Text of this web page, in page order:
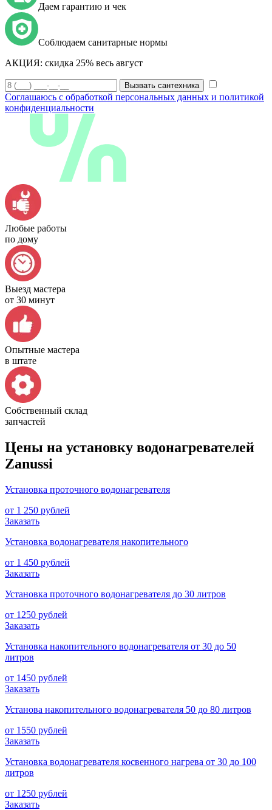
Даем гарантию и чек
Соблюдаем санитарные нормы
АКЦИЯ: скидка 25% весь август
Вызвать сантехника
Соглашаюсь с обработкой персональных данных и политикой
конфиденциальности
Любые работы
по дому
Выезд мастера
от 30 минут
Опытные мастера
в штате
Собственный склад
запчастей
Цены на установку водонагревателей
Zanussi
Установка проточного водонагревателя
от 1 250 рублей
Заказать
Установка водонагревателя накопительного
от 1 450 рублей
Заказать
Установка проточного водонагревателя до 30 литров
от 1250 рублей
Заказать
Установка накопительного водонагревателя от 30 до 50
литров
от 1450 рублей
Заказать
Установа накопительного водонагревателя 50 до 80 литров
от 1550 рублей
Заказать
Установка водонагревателя косвенного нагрева от 30 до 100
литров
от 1250 рублей
Заказать